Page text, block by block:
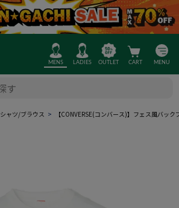
MENS LADIES OUTLET CART MENU
シャツ/ブラウス 【CONVERSE(コンバース)】フェス風バッ